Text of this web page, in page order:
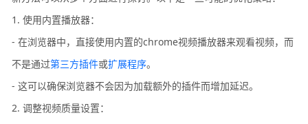
1. 使用内置播放器：
- 在浏览器中，直接使用内置的chrome视频播放器来观看视频，而
不是通过第三方插件或扩展程序。
- 这可以确保浏览器不会因为加载额外的插件而增加延迟。
2. 调整视频质量设置：